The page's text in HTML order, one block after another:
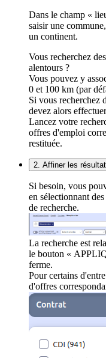
Dans le champ «
saisir une
un continent.
Vous recherchez
alentours ?
Vous pouvez y
0 et 100 km (par
Si vous recherchez
devez alors
Lancez votre
offres d'emploi
restituée.
2. Affiner les
Si besoin, vous
en sélectionnant
de recherche.
La recherche est
le bouton «
ferme.
Pour certains
d'offres